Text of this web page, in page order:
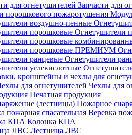
Запчасти для
Огнетушители
Огнетушители
Чехлы для
Печатная продукция
Пожарное
Веревка
Колонка КПА
Лестница ЛВС